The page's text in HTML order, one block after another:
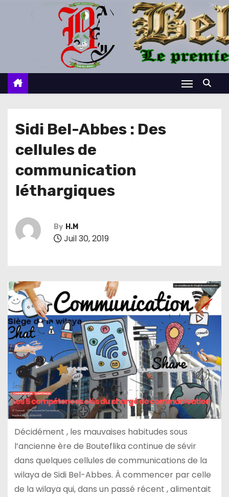
c
Sidi Bel-Abbes : Des
cellules de
communication
léthargiques
By H.M
Juil 30, 2019
Décidément , les mauvaises habitudes sous
l’ancienne ère de Bouteflika continue de sévir
dans quelques cellules de communications de la
wilaya de Sidi Bel-Abbes. À commencer par celle
de la wilaya qui, dans un passé récent , alimentait